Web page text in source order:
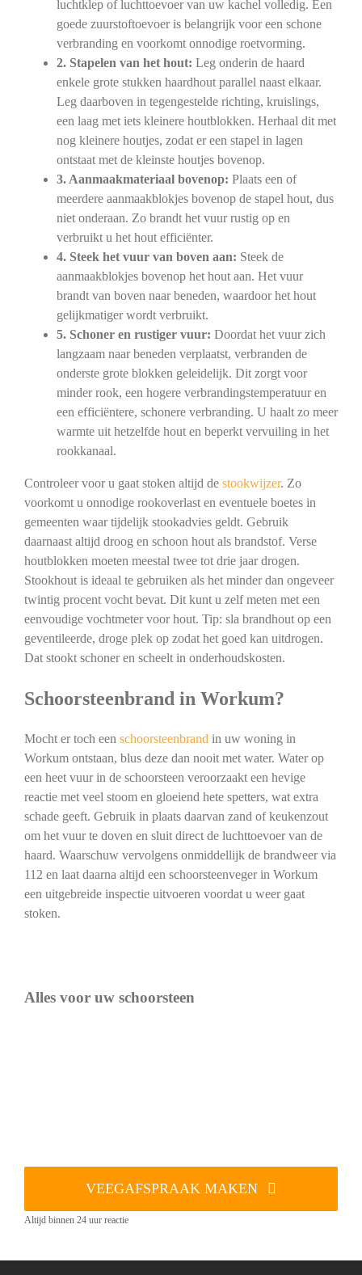
luchtklep of luchttoevoer van uw kachel volledig. Een
goede zuurstoftoevoer is belangrijk voor een schone
verbranding en voorkomt onnodige roetvorming.
2. Stapelen van het hout: Leg onderin de haard
enkele grote stukken haardhout parallel naast elkaar.
Leg daarboven in tegengestelde richting, kruislings,
een laag met iets kleinere houtblokken. Herhaal dit met
nog kleinere houtjes, zodat er een stapel in lagen
ontstaat met de kleinste houtjes bovenop.
3. Aanmaakmateriaal bovenop: Plaats een of
meerdere aanmaakblokjes bovenop de stapel hout, dus
niet onderaan. Zo brandt het vuur rustig op en
verbruikt u het hout efficiënter.
4. Steek het vuur van boven aan: Steek de
aanmaakblokjes bovenop het hout aan. Het vuur
brandt van boven naar beneden, waardoor het hout
gelijkmatiger wordt verbruikt.
5. Schoner en rustiger vuur: Doordat het vuur zich
langzaam naar beneden verplaatst, verbranden de
onderste grote blokken geleidelijk. Dit zorgt voor
minder rook, een hogere verbrandingstemperatuur en
een efficiëntere, schonere verbranding. U haalt zo meer
warmte uit hetzelfde hout en beperkt vervuiling in het
rookkanaal.
Controleer voor u gaat stoken altijd de stookwijzer. Zo
voorkomt u onnodige rookoverlast en eventuele boetes in
gemeenten waar tijdelijk stookadvies geldt. Gebruik
daarnaast altijd droog en schoon hout als brandstof. Verse
houtblokken moeten meestal twee tot drie jaar drogen.
Stookhout is ideaal te gebruiken als het minder dan ongeveer
twintig procent vocht bevat. Dit kunt u zelf meten met een
eenvoudige vochtmeter voor hout. Tip: sla brandhout op een
geventileerde, droge plek op zodat het goed kan uitdrogen.
Dat stookt schoner en scheelt in onderhoudskosten.
Schoorsteenbrand in Workum?
Mocht er toch een schoorsteenbrand in uw woning in
Workum ontstaan, blus deze dan nooit met water. Water op
een heet vuur in de schoorsteen veroorzaakt een hevige
reactie met veel stoom en gloeiend hete spetters, wat extra
schade geeft. Gebruik in plaats daarvan zand of keukenzout
om het vuur te doven en sluit direct de luchttoevoer van de
haard. Waarschuw vervolgens onmiddellijk de brandweer via
112 en laat daarna altijd een schoorsteenveger in Workum
een uitgebreide inspectie uitvoeren voordat u weer gaat
stoken.
Alles voor uw schoorsteen
VEEGAFSPRAAK MAKEN
Altijd binnen 24 uur reactie